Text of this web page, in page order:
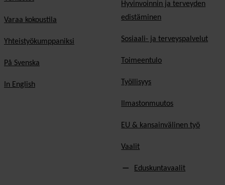
Varaa kokoustila
Yhteistyökumppaniksi
På Svenska
In English
Hyvinvoinnin ja terveyden
edistäminen
Sosiaali- ja terveyspalvelut
Toimeentulo
Työllisyys
Ilmastonmuutos
EU & kansainvälinen työ
Vaalit
Eduskuntavaalit